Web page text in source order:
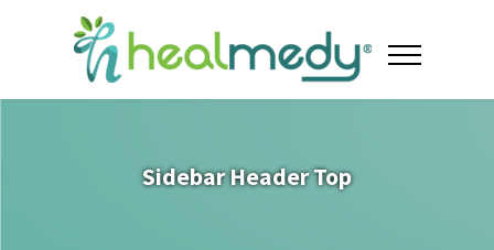
Sidebar Header Top